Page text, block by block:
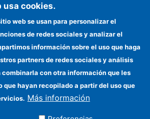
y Bienes Públicos
usa cookies.
web se usan para personalizar el
de redes sociales y analizar el
información sobre el uso que haga
partners de redes sociales y análisis
combinarla con otra información que les
que hayan recopilado a partir del uso que
Más información